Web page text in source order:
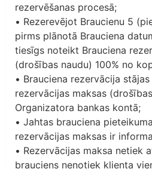
rezervēšanas procesā;
• Rezerevējot Braucienu 5
pirms plānotā Brauciena
tiesīgs noteikt Brauciena
(drošības naudu) 100% no
• Brauciena rezervācija
rezervācijas maksas
Organizatora bankas kontā;
• Jahtas brauciena
rezervācijas maksas ir
• Rezervācijas maksa netiek
brauciens nenotiek klienta